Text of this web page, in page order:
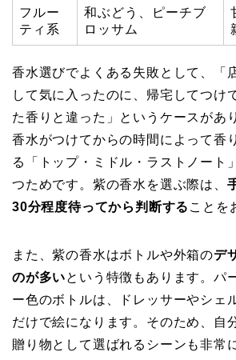
フルー
ティ系
和ぶどう、ピーチブ
ロッサム
香水選びでよくある失敗として、「
して気に入ったのに、帰宅してつけ
た香りと違った」というケースがあ
香水がつけてからの時間によって香
る「トップ・ミドル・ラストノート
つためです。紫の香水を選ぶ際は、
30分程度待ってから判断する ことを
また、紫の香水はボトルや外箱のデ
のが多いという特徴もあります。パ
ー色のボトルは、ドレッサーやシェ
だけで絵になります。そのため、自
贈り物として選ばれるシーンも非常